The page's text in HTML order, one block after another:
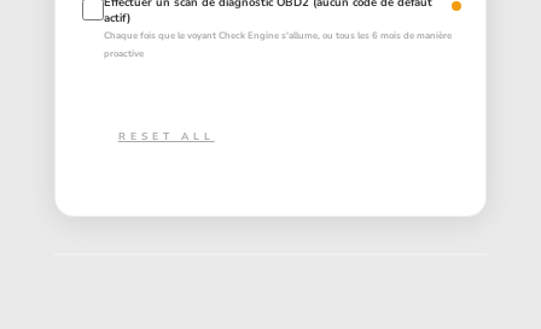
actif)
Chaque fois que le voyant Check Engine s'allume, ou tous les 6 mois de manière
proactive
RESET ALL